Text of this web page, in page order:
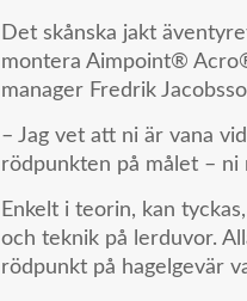
Det skånska jakt
montera Aimpoint®
manager Fredrik
– Jag vet att ni är vana
rödpunkten på målet –
Enkelt i teorin, kan
och teknik på lerduvor.
rödpunkt på hagelgevär